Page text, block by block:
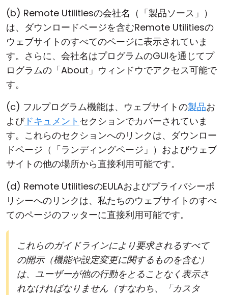
(b) Remote Utilitiesの会社名（「製品ソース」）
は、ダウンロードページを含むRemote Utilitiesの
ウェブサイトのすべてのページに表示されていま
す。さらに、会社名はプログラムのGUIを通じてプ
ログラムの「About」ウィンドウでアクセス可能で
す。
(c) フルプログラム機能は、ウェブサイトの製品お
よびドキュメント セクションでカバーされていま
す。これらのセクションへのリンクは、ダウンロー
ドページ（「ランディングページ」）およびウェブ
サイトの他の場所から直接利用可能です。
(d) Remote UtilitiesのEULAおよびプライバシーポ
リシーへのリンクは、私たちのウェブサイトのすべ
てのページのフッターに直接利用可能です。
これらのガイドラインにより要求されるすべて
の開示（機能や設定変更に関するものを含む）
は、ユーザーが他の行動をとることなく表示さ
れなければなりません（すなわち、「カスタ